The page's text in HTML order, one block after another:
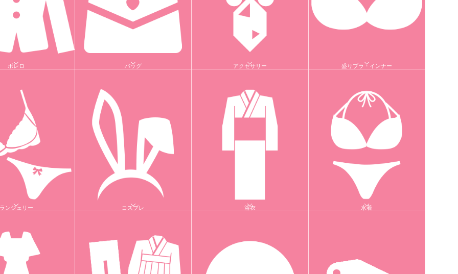
ボレロ バッグ アクセサリー 盛りブラ・インナー
ンジェリー コスプレ 浴衣 水着